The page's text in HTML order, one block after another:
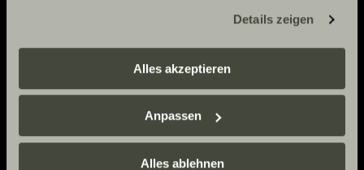
zustehen. Eingesetzte Dienstleister können Daten für
eigene Zwecke verarbeiten und mit anderen Daten
zusammenführen. Weitere Informationen finden Sie hier:
Datenschutzerklärung
einzelne Cookies/Dienste in den Einstellungen aus,
erteilen Sie uns Ihre Einwilligung zur Verarbeitung Ihrer
Daten zu den genannten Zwecken. Die Einwilligung ist
Details zeigen
Alles akzeptieren
Anpassen
Alles ablehnen
Adventure
CONTACT